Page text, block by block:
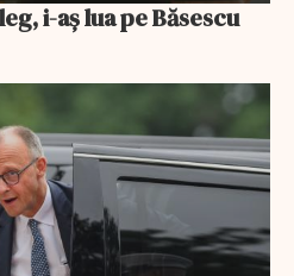
i-aș lua pe Băsescu